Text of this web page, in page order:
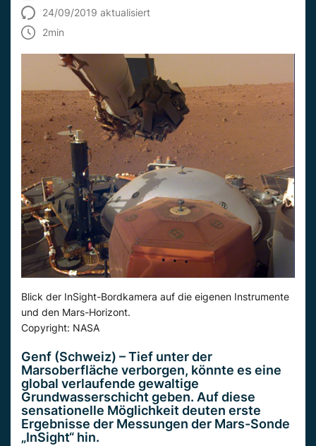
24/09/2019 aktualisiert
2min
Blick der InSight-Bordkamera auf die eigenen Instrumente
und den Mars-Horizont.
Copyright: NASA
Genf (Schweiz) – Tief unter der
Marsoberfläche verborgen, könnte es eine
global verlaufende gewaltige
Grundwasserschicht geben. Auf diese
sensationelle Möglichkeit deuten erste
Ergebnisse der Messungen der Mars-Sonde
„InSight“ hin.